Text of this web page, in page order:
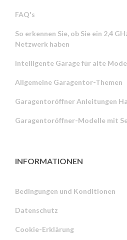
FAQ's
So erkennen Sie, ob Sie ein 2,4
Netzwerk haben
Intelligente Garage für alte
Allgemeine Garagentor-Themen
Garagentoröffner Anleitungen
Garagentoröffner-Modelle mit
INFORMATIONEN
Bedingungen und Konditionen
Datenschutz
Cookie-Erklärung